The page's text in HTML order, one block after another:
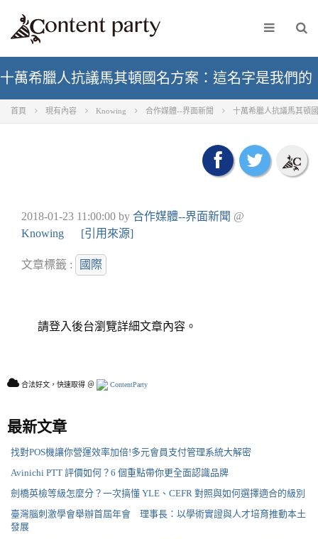
十萬希臘人抗議馬其頓國名方案：這名字是我們的
首頁 現有內容 Knowing 合作媒體--界面新聞 十萬希臘人抗議馬其頓
2018-01-23 11:00:00 by 合作媒體--界面新聞 @
Knowing
[引用來源]
文章標籤 : 國際
請登入後台瀏覽詳細文章內容。
合法好文，快速取得 ＠ ContentParty
最新文章
找對POS機讓你營運效率加倍!多元會員支付管理系統大解密
Avinichi PTT 評價如何？6 個重點帶你更全面認識品牌
劍橋英檢等級怎麼分？一次搞懂 YLE、CEFR 對照與如何選擇適合的級別
臺灣腦刺激學會舉辦首屆年會 理事長：以學術實證與人才培育推動本土
發展